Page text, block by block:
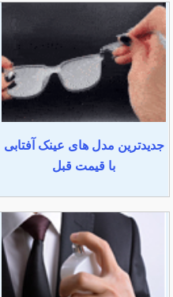
جدیدترین مدل های عینک آفتابی
با قیمت قبل